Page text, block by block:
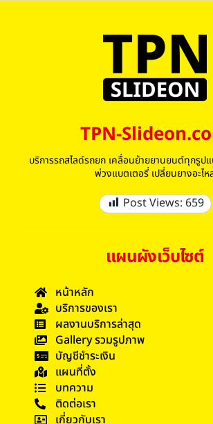
TPN-
บริการรถสไลด์รถยก เคลื่อนย้ายยานยนต์ทุกรูป
พ่วงแบตเตอรี่ เปลี่ยนยางอะไห
Post Views: 659
แผนผังเว็บไซต์
หน้าหลัก
บริการของเรา
ผลงานบริการล่าสุด
Gallery รวมรูปภาพ
บัญชีชำระเงิน
แผนที่ตั้ง
บทความ
ติดต่อเรา
เกี่ยวกับเรา